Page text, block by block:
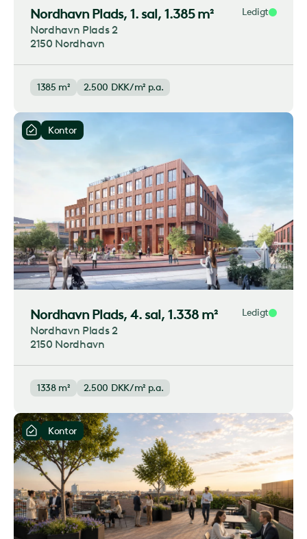
Nordhavn Plads, 1. sal, 1.385 m² Ledigt
Nordhavn Plads 2
2150 Nordhavn
1385 m² 2.500 DKK/m² p.a.
Kontor
Nordhavn Plads, 4. sal, 1.338 m² Ledigt
Nordhavn Plads 2
2150 Nordhavn
1338 m² 2.500 DKK/m² p.a.
Kontor